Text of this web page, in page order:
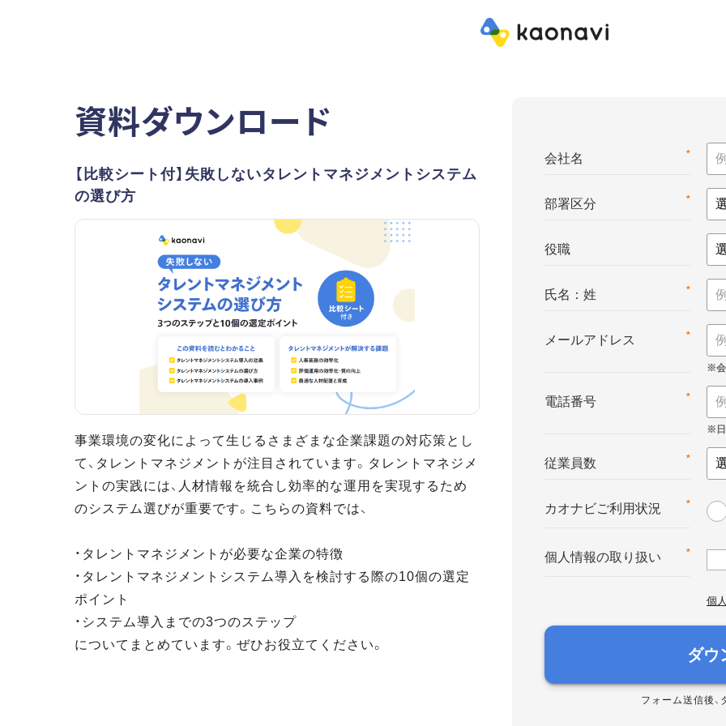
資料ダウンロード
【比較シート付】失敗しないタレントマネジメントシステム
の選び方
事業環境の変化によって生じるさまざまな企業課題の対応策とし
て、タレントマネジメントが注目されています。タレントマネジメ
ントの実践には、人材情報を統合し効率的な運用を実現するため
のシステム選びが重要です。こちらの資料では、
・タレントマネジメントが必要な企業の特徴
・タレントマネジメントシステム導入を検討する際の10個の選定
ポイント
・システム導入までの3つのステップ
についてまとめています。ぜひお役立てください。
*
会社名
*
部署区分
役職
*
氏名：姓
*
メールアドレス
*
電話番号
*
従業員数
*
カオナビご利用状況
*
個人情報の取り扱い
個
ダウ
フォーム送信後